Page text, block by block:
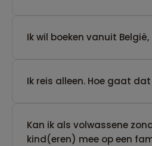
Ik wil boeken vanuit
​Ik reis alleen. Hoe gaat dat
Kan ik als volwassene
kind(eren) mee op een